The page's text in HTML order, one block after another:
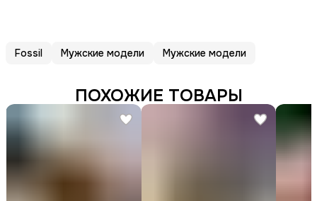
Fossil Мужские модели Мужские модели
ПОХОЖИЕ ТОВАРЫ